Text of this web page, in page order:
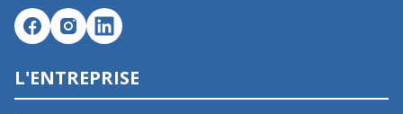
L'ENTREPRISE